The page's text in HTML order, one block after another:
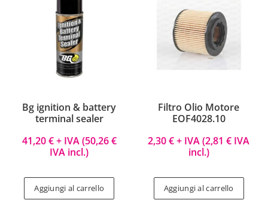
Bg ignition & battery
terminal sealer
41,20€+ IVA (50,26€
IVA incl.)
Aggiungi al carrello
Filtro Olio Motore
EOF4028.10
2,30€+ IVA (2,81€ IVA
incl.)
Aggiungi al carrello